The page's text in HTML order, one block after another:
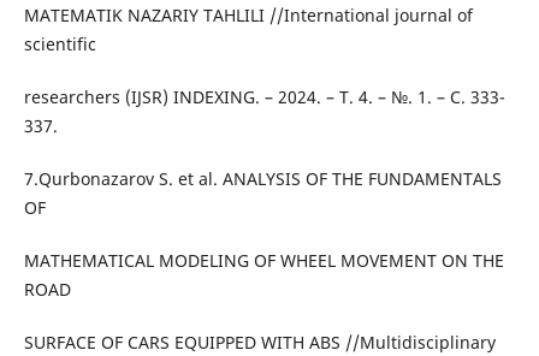
MATEMATIK NAZARIY TAHLILI //International journal of
scientific
researchers (IJSR) INDEXING. – 2024. – Т. 4. – №. 1. – С. 333-
337.
7.Qurbonazarov S. et al. ANALYSIS OF THE FUNDAMENTALS
OF
MATHEMATICAL MODELING OF WHEEL MOVEMENT ON THE
ROAD
SURFACE OF CARS EQUIPPED WITH ABS //Multidisciplinary